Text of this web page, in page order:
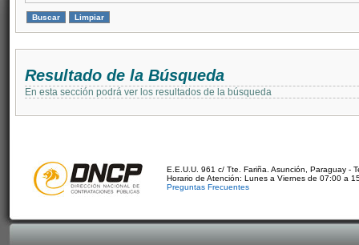
Resultado de la Búsqueda
En esta sección podrá ver los resultados de la búsqueda
E.E.U.U. 961 c/ Tte. Fariña. Asunción, Paraguay -
Horario de Atención: Lunes a Viernes de 07:00 a
Preguntas Frecuentes